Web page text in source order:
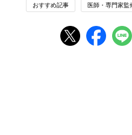
◆レシピの材料と作り方は表
ニューに表示してある熱量、
◆材料の分量は、小さじ1＝
おすすめ記事 医師・専門家監